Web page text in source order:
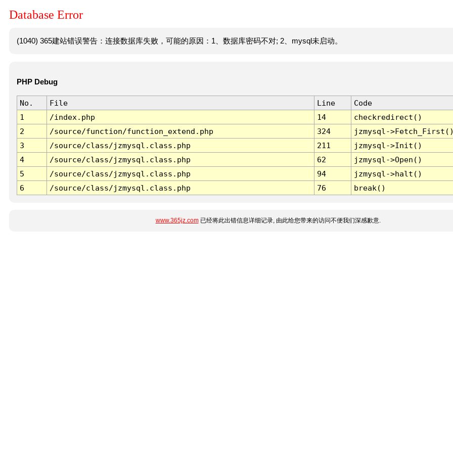
Database Error
(1040) 365建站错误警告：连接数据库失败，可能的原因：1、数据库密码不对; 2、mysql未启动。
PHP Debug
No. File Line
Code
1
/index.php 14
checkredirect()
2
/source/function/function_extend.php 324
jzmysql-
3
/source/class/jzmysql.class.php 211
jzmysql->Init()
4
/source/class/jzmysql.class.php 62
jzmysql->Open()
5
/source/class/jzmysql.class.php 94
jzmysql->halt()
6
/source/class/jzmysql.class.php 76 break()
www.365jz.com已经将此出错信息详细记录, 由此给您带来的访问不便我们深感歉意.